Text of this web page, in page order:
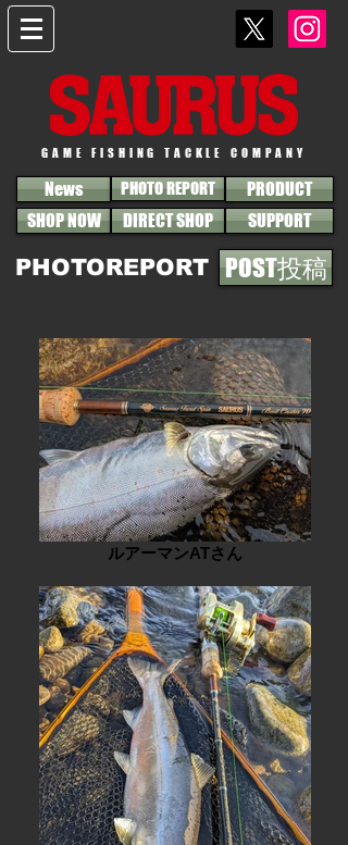
GAME FISHING TACKLE COMPANY
News PHOTO REPORT
PRODUCT
SHOP NOW
DIRECT SHOP SUPPORT
PHOTOREPORT POST投稿
ルアーマンATさん